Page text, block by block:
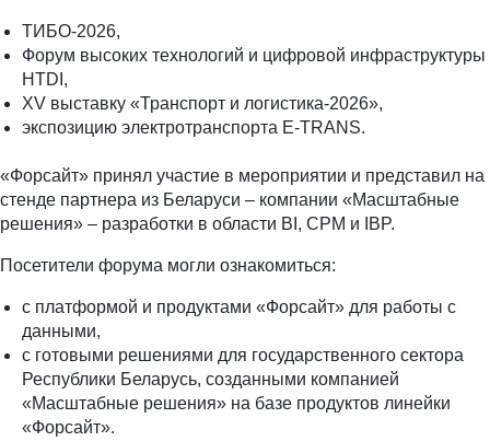
ТИБО-2026,
Форум высоких технологий и цифровой инфраструктуры
HTDI,
XV выставку «Транспорт и логистика-2026»,
экспозицию электротранспорта E-TRANS.
«Форсайт» принял участие в мероприятии и представил на
стенде партнера из Беларуси – компании «Масштабные
решения» – разработки в области BI, CPM и IBP.
Посетители форума могли ознакомиться:
с платформой и продуктами «Форсайт» для работы с
данными,
с готовыми решениями для государственного сектора
Республики Беларусь, созданными компанией
«Масштабные решения» на базе продуктов линейки
«Форсайт».